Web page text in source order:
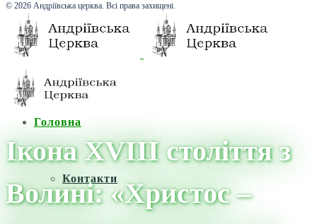
© 2026 Андріївська церква. Всі права захищені.
Головна
Контакти
Ікона XVIII століття з
Волині: «Христос –